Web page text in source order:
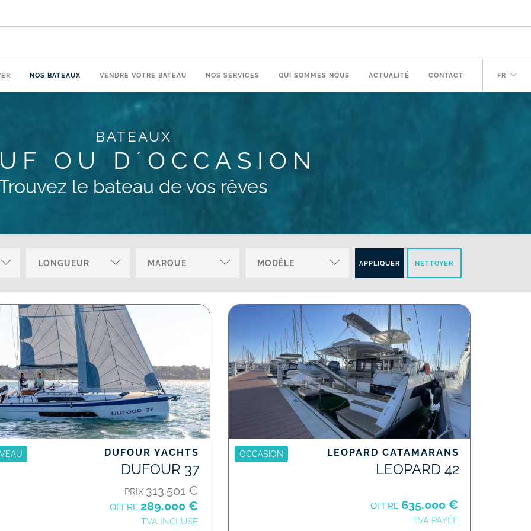
NOS BATEAUX VENDRE VOTRE BATEAU NOS SERVICES QUI SOMMES NOUS ACTUALITÉ CONTACT FR
BATEAUX
OU D´OCCASION
le bateau de vos rêves
APPLIQUER
FILTRES
NETTOYER
DUFOUR YACHTS
DUFOUR 37
PRIX 313.501 €
OFFRE289.000 €
TVA INCLUSE
OCCASION LEOPARD CATAMARANS
LEOPARD 42
OFFRE 635.000 €
TVA PAYÉE